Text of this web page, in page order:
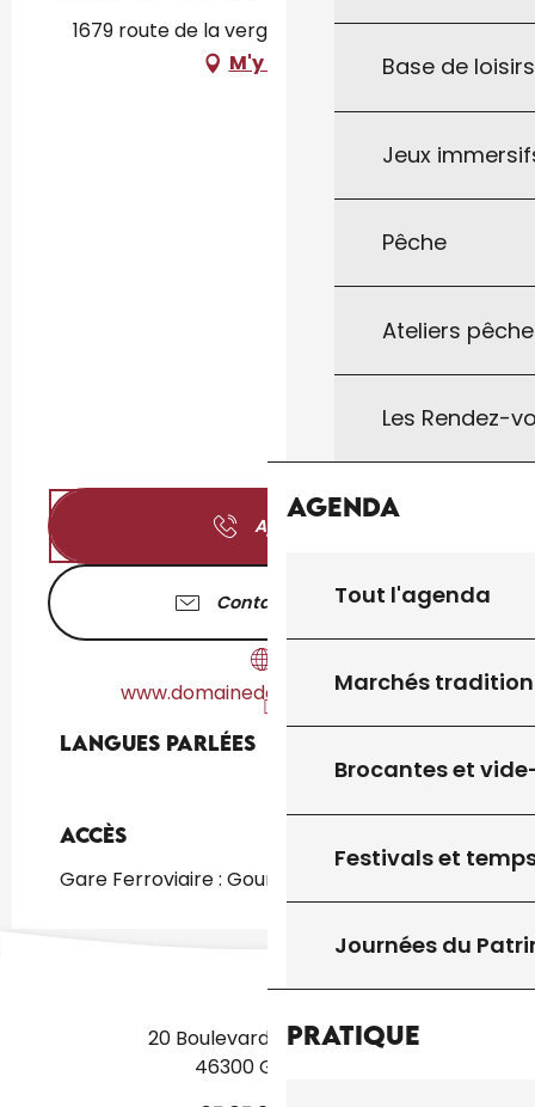
Base de
Jeux
Pêche
Ateliers
Les Rendez-
Agenda
Tout l'agenda
Marchés
Brocantes et
Festivals et
Journées du
Pratique
1679 route de la vergnolle, 46300 Le Vigan
M'y rendre
Appeler
Contactez-nous
www.domainedelamarandine.fr
Langues parlées
Langues parlées
Accès
Accès
Gare Ferroviaire : Gourdon à 4km
20 Boulevard des Martyrs
46300 Gourdon